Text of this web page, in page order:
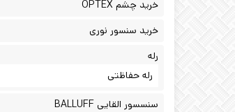
خرید چشم OPTEX
خرید سنسور نوری
رله
رله حفاظتی
سنسسور القایی BALLUFF